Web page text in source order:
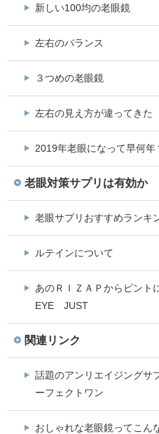
新しい100均の老眼鏡
左右のバランス
３つめの老眼鏡
左右の見え方が違ってきた
2019年老眼になって早何年
老眼対策サプリは有効か
老眼サプリおすすめランキ
ルテインについて
あのＲＩＺＡＰからピント
EYE JUST
関連リンク
話題のアンリエイジングサ
ーフェクトワン
おしゃれな老眼鏡ってこん